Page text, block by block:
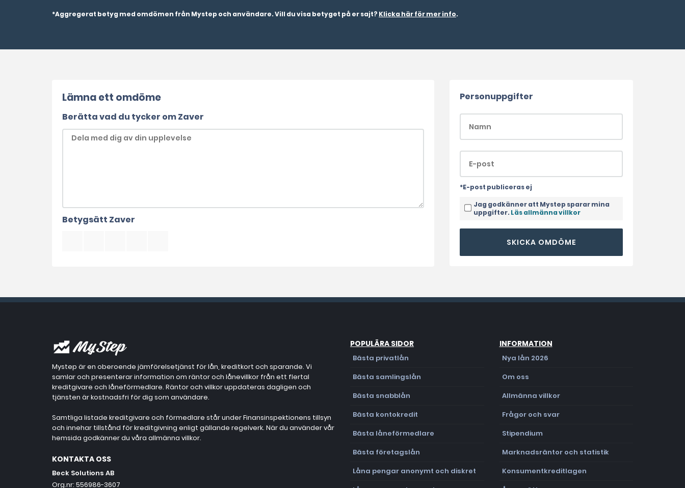
*Aggregerat betyg med omdömen från Mystep och användare. Vill du visa betyget på er sajt? Klicka här för mer info.
Lämna ett omdöme
Berätta vad du tycker om Zaver
Betygsätt Zaver
Personuppgifter
*E-post publiceras ej
Jag godkänner att Mystep sparar mina
uppgifter. Läs allmänna villkor
SKICKA OMDÖME
Mystep är en oberoende jämförelsetjänst för lån, kreditkort och sparande. Vi
samlar och presenterar information om räntor och lånevillkor från ett flertal
kreditgivare och låneförmedlare. Räntor och villkor uppdateras dagligen och
tjänsten är kostnadsfri för dig som användare.
Samtliga listade kreditgivare och förmedlare står under Finansinspektionens tillsyn
och innehar tillstånd för kreditgivning enligt gällande regelverk. När du använder vår
hemsida godkänner du våra allmänna villkor.
KONTAKTA OSS
Beck Solutions AB
Org.nr: 556986-3607
POPULÄRA SIDOR
Bästa privatlån
Bästa samlingslån
Bästa snabblån
Bästa kontokredit
Bästa låneförmedlare
Bästa företagslån
Låna pengar anonymt och diskret
INFORMATION
Nya lån 2026
Om oss
Allmänna villkor
Frågor och svar
Stipendium
Marknadsräntor och statistik
Konsumentkreditlagen